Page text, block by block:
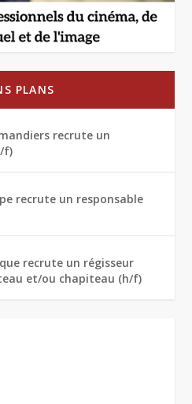
PLANS
recrute un
f)
recrute un responsable
recrute un régisseur
et/ou chapiteau (h/f)